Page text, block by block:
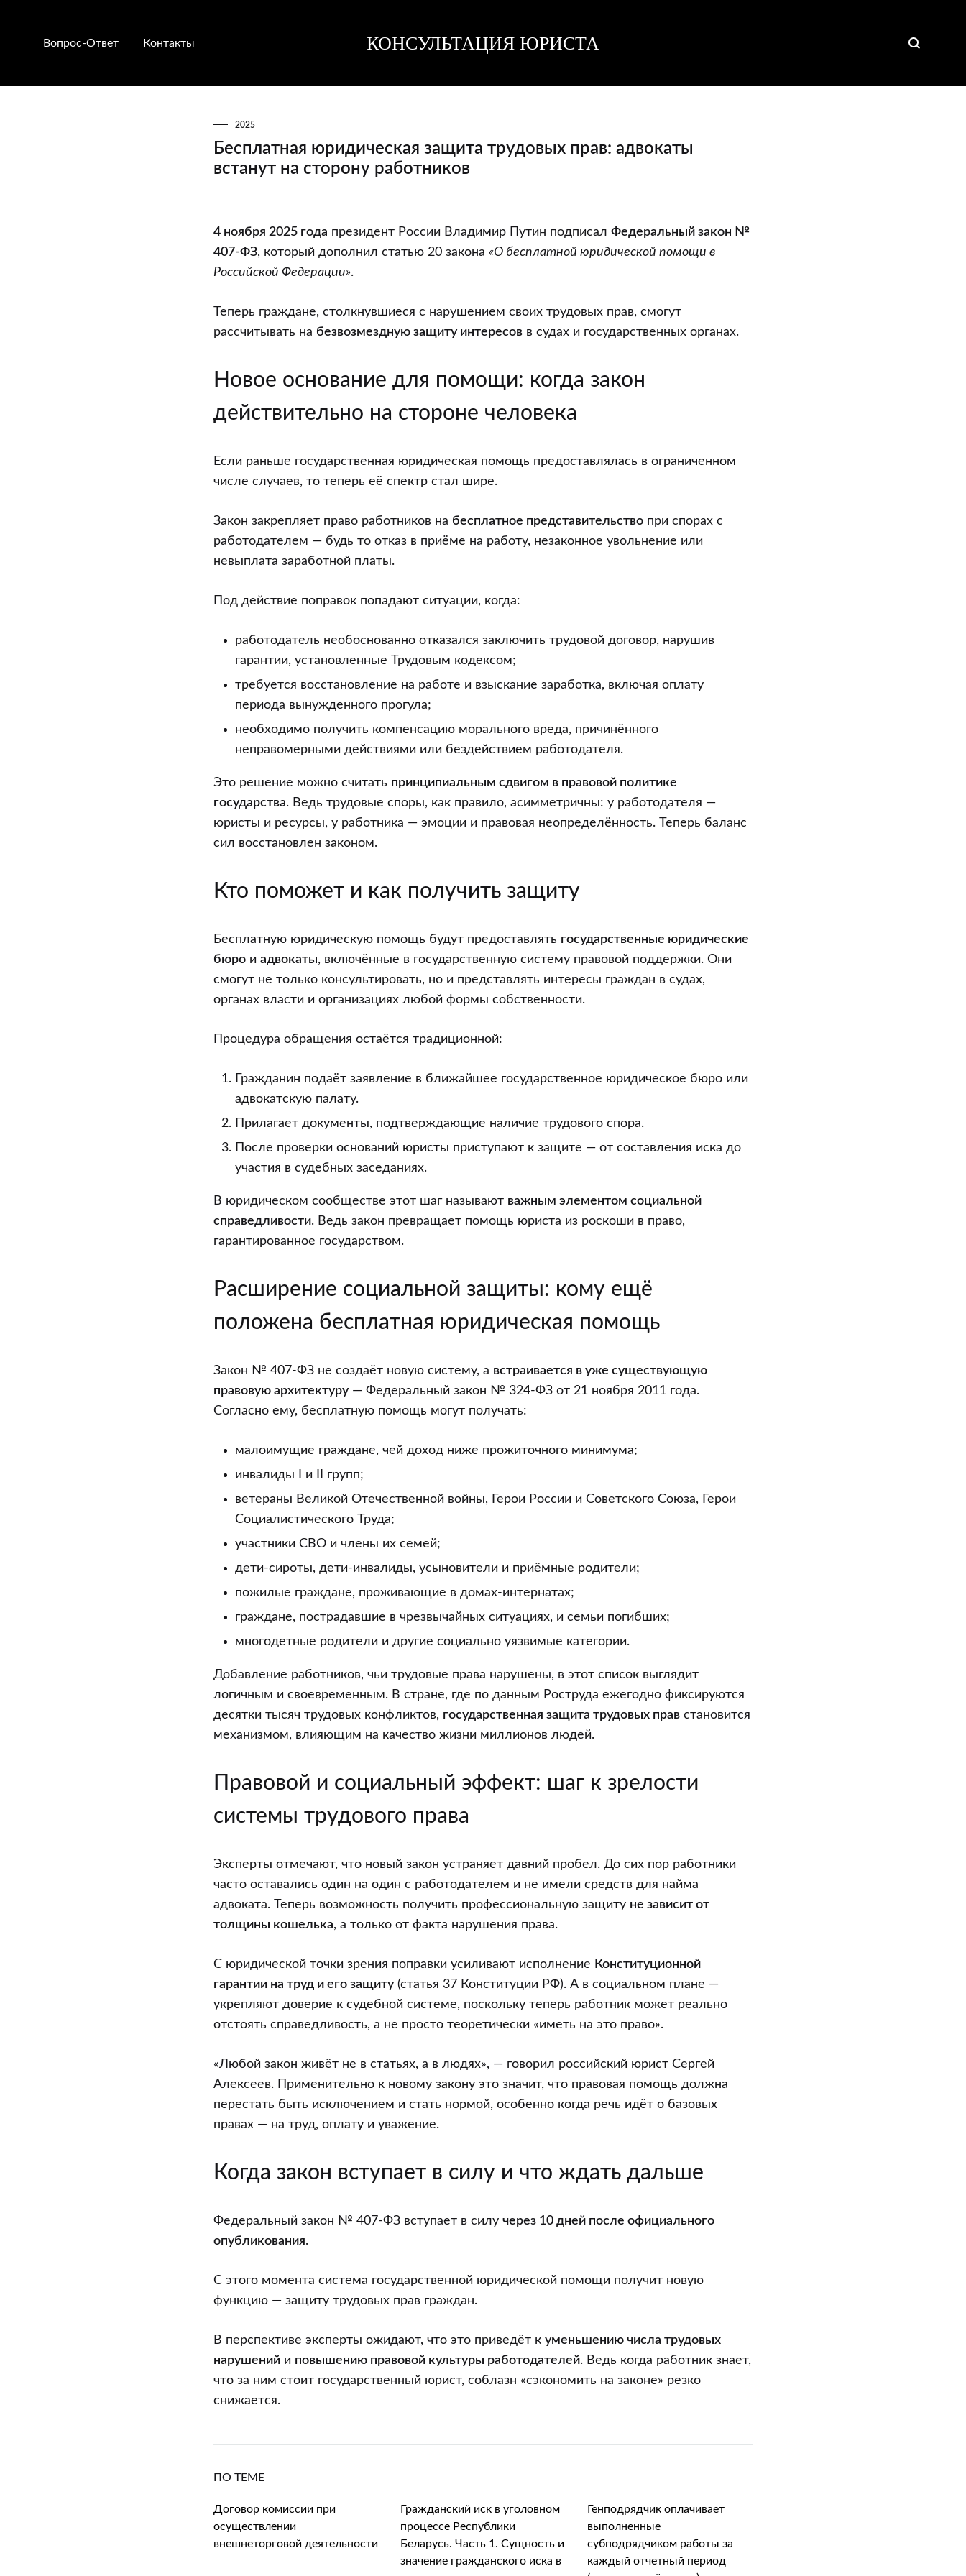
Вопрос-Ответ Контакты КОНСУЛЬТАЦИЯ ЮРИСТА
юриста
юриста
2025
Бесплатная юридическая защита трудовых прав: адвокаты
встанут на сторону работников
Бесплатная
юридическая
защита
прав:
адвокаты
на
сторону
работников
4 ноября 2025 года президент России Владимир Путин подписал Федеральный закон №
407-ФЗ, который дополнил статью 20 закона «О бесплатной юридической помощи в
Российской Федерации».
Теперь граждане, столкнувшиеся с нарушением своих трудовых прав, смогут
рассчитывать на безвозмездную защиту интересов в судах и государственных органах.
Новое основание для помощи: когда закон
действительно на стороне человека
Если раньше государственная юридическая помощь предоставлялась в ограниченном
числе случаев, то теперь её спектр стал шире.
Закон закрепляет право работников на бесплатное представительство при спорах с
работодателем — будь то отказ в приёме на работу, незаконное увольнение или
невыплата заработной платы.
Под действие поправок попадают ситуации, когда:
работодатель необоснованно отказался заключить трудовой договор, нарушив
гарантии, установленные Трудовым кодексом;
требуется восстановление на работе и взыскание заработка, включая оплату
периода вынужденного прогула;
необходимо получить компенсацию морального вреда, причинённого
неправомерными действиями или бездействием работодателя.
Это решение можно считать принципиальным сдвигом в правовой политике
государства. Ведь трудовые споры, как правило, асимметричны: у работодателя —
юристы и ресурсы, у работника — эмоции и правовая неопределённость. Теперь баланс
сил восстановлен законом.
Кто поможет и как получить защиту
Бесплатную юридическую помощь будут предоставлять государственные юридические
бюро и адвокаты, включённые в государственную систему правовой поддержки. Они
смогут не только консультировать, но и представлять интересы граждан в судах,
органах власти и организациях любой формы собственности.
Процедура обращения остаётся традиционной:
Гражданин подаёт заявление в ближайшее государственное юридическое бюро или
адвокатскую палату.
Прилагает документы, подтверждающие наличие трудового спора.
После проверки оснований юристы приступают к защите — от составления иска до
участия в судебных заседаниях.
В юридическом сообществе этот шаг называют важным элементом социальной
справедливости. Ведь закон превращает помощь юриста из роскоши в право,
гарантированное государством.
Расширение социальной защиты: кому ещё
положена бесплатная юридическая помощь
Закон № 407-ФЗ не создаёт новую систему, а встраивается в уже существующую
правовую архитектуру— Федеральный закон № 324-ФЗ от 21 ноября 2011 года.
Согласно ему, бесплатную помощь могут получать:
малоимущие граждане, чей доход ниже прожиточного минимума;
инвалиды I и II групп;
ветераны Великой Отечественной войны, Герои России и Советского Союза, Герои
Социалистического Труда;
участники СВО и члены их семей;
дети-сироты, дети-инвалиды, усыновители и приёмные родители;
пожилые граждане, проживающие в домах-интернатах;
граждане, пострадавшие в чрезвычайных ситуациях, и семьи погибших;
многодетные родители и другие социально уязвимые категории.
Добавление работников, чьи трудовые права нарушены, в этот список выглядит
логичным и своевременным. В стране, где по данным Роструда ежегодно фиксируются
десятки тысяч трудовых конфликтов, государственная защита трудовых прав становится
механизмом, влияющим на качество жизни миллионов людей.
Правовой и социальный эффект: шаг к зрелости
системы трудового права
Эксперты отмечают, что новый закон устраняет давний пробел. До сих пор работники
часто оставались один на один с работодателем и не имели средств для найма
адвоката. Теперь возможность получить профессиональную защиту не зависит от
толщины кошелька, а только от факта нарушения права.
С юридической точки зрения поправки усиливают исполнение Конституционной
гарантии на труд и его защиту(статья 37 Конституции РФ). А в социальном плане —
укрепляют доверие к судебной системе, поскольку теперь работник может реально
отстоять справедливость, а не просто теоретически «иметь на это право».
«Любой закон живёт не в статьях, а в людях», — говорил российский юрист Сергей
Алексеев. Применительно к новому закону это значит, что правовая помощь должна
перестать быть исключением и стать нормой, особенно когда речь идёт о базовых
правах — на труд, оплату и уважение.
Когда закон вступает в силу и что ждать дальше
Федеральный закон № 407-ФЗ вступает в силу через 10 дней после официального
опубликования.
С этого момента система государственной юридической помощи получит новую
функцию — защиту трудовых прав граждан.
В перспективе эксперты ожидают, что это приведёт к уменьшению числа трудовых
нарушений и повышению правовой культуры работодателей. Ведь когда работник знает,
что за ним стоит государственный юрист, соблазн «сэкономить на законе» резко
снижается.
ПО ТЕМЕ
Договор комиссии при
осуществлении
внешнеторговой деятельности
Гражданский иск в уголовном
процессе Республики
Беларусь. Часть 1. Сущность и
значение гражданского иска в
Генподрядчик оплачивает
выполненные
субподрядчиком работы за
каждый отчетный период